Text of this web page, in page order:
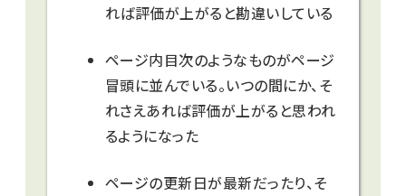
れば評価が上がると勘違いしている
ページ内目次のようなものがページ
冒頭に並んでいる。いつの間にか、そ
れさえあれば評価が上がると思われ
るようになった
ページの更新日が最新だったり、そ